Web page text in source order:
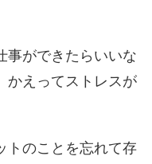
事ができたらいいな
かえってストレスが
トのことを忘れて存